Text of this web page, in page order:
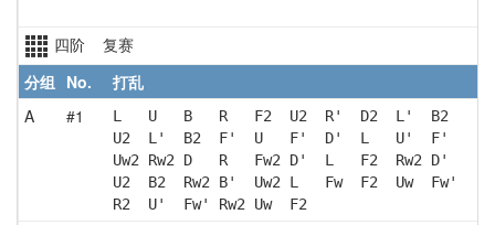
四阶 复赛
分组 No.
打乱
A
#1
L   U   B   R   F2  U2  R'  D2  L'  B2
U2  L'  B2  F'  U   F'  D'  L   U'  F'
Uw2 Rw2 D   R   Fw2 D'  L   F2  Rw2 D'
U2  B2  Rw2 B'  Uw2 L   Fw  F2  Uw  Fw'
R2  U'  Fw' Rw2 Uw  F2